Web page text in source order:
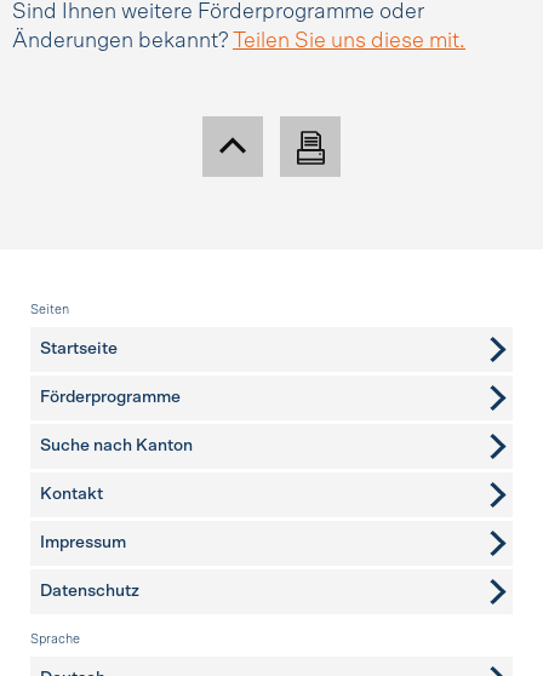
Sind Ihnen weitere Förderprogramme oder
Änderungen bekannt?
Teilen Sie uns diese mit.
Fusszeile
Seiten
Startseite
Förderprogramme
Suche nach Kanton
weitere Seiten
Kontakt
Impressum
Datenschutz
Sprache